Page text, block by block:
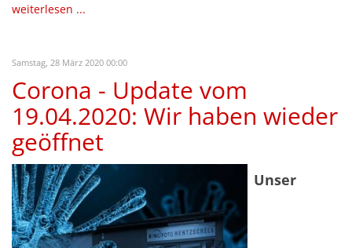
weiterlesen ...
Samstag, 28 März 2020 00:00
Corona - Update vom
19.04.2020: Wir haben wieder
geöffnet
Unser